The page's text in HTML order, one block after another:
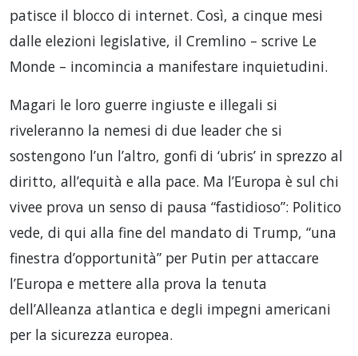
patisce il blocco di internet. Così, a cinque mesi
dalle elezioni legislative, il Cremlino – scrive Le
Monde – incomincia a manifestare inquietudini.
Magari le loro guerre ingiuste e illegali si
riveleranno la nemesi di due leader che si
sostengono l’un l’altro, gonfi di ‘ubris’ in sprezzo al
diritto, all’equità e alla pace. Ma l’Europa è sul chi
vivee prova un senso di pausa “fastidioso”: Politico
vede, di qui alla fine del mandato di Trump, “una
finestra d’opportunità” per Putin per attaccare
l’Europa e mettere alla prova la tenuta
dell’Alleanza atlantica e degli impegni americani
per la sicurezza europea.